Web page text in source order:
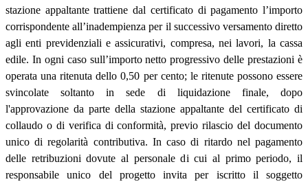
stazione appaltante trattiene dal certificato di pagamento l’importo
corrispondente all’inadempienza per il successivo versamento diretto
agli enti previdenziali e assicurativi, compresa, nei lavori, la cassa
edile. In ogni caso sull’importo netto progressivo delle prestazioni è
operata una ritenuta dello 0,50 per cento; le ritenute possono essere
svincolate soltanto in sede di liquidazione finale, dopo
l'approvazione da parte della stazione appaltante del certificato di
collaudo o di verifica di conformità, previo rilascio del documento
unico di regolarità contributiva. In caso di ritardo nel pagamento
delle retribuzioni dovute al personale di cui al primo periodo, il
responsabile unico del progetto invita per iscritto il soggetto